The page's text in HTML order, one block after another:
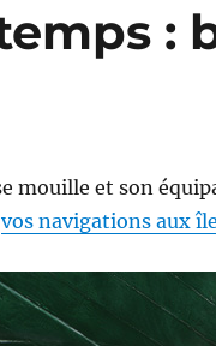
:
mouille et son
vos navigations aux